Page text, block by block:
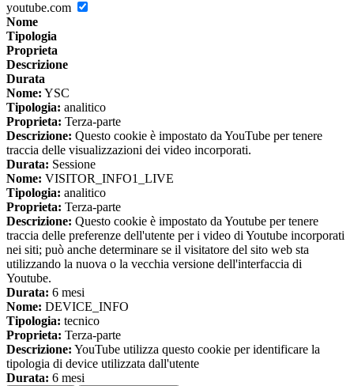
youtube.com
Nome
Tipologia
Proprieta
Descrizione
Durata
Nome: YSC
Tipologia: analitico
Proprieta: Terza-parte
Descrizione: Questo cookie è impostato da YouTube per tenere
traccia delle visualizzazioni dei video incorporati.
Durata: Sessione
Nome: VISITOR_INFO1_LIVE
Tipologia: analitico
Proprieta: Terza-parte
Descrizione: Questo cookie è impostato da Youtube per tenere
traccia delle preferenze dell'utente per i video di Youtube incorporati
nei siti; può anche determinare se il visitatore del sito web sta
utilizzando la nuova o la vecchia versione dell'interfaccia di
Youtube.
Durata: 6 mesi
Nome: DEVICE_INFO
Tipologia: tecnico
Proprieta: Terza-parte
Descrizione: YouTube utilizza questo cookie per identificare la
tipologia di device utilizzata dall'utente
Durata: 6 mesi